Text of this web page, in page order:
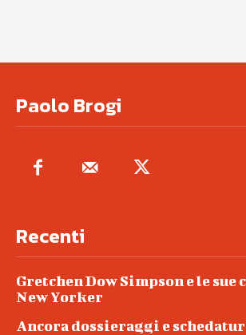
Paolo Brogi
Recenti
Gretchen Dow Simpson e le sue
New Yorker
Ancora dossieraggi e